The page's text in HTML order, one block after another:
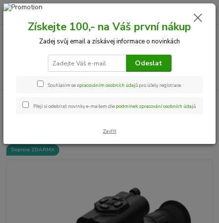
+420 534 534 863
0,00 Kč
Senopex S5 LRF
Doprava ZDARMA
Získejte 100,- na Váš první nákup
Zadej svůj email a získávej informace o novinkách
Odeslat
Souhlasím se zpracováním osobních údajů pro účely registrace.
Přeji si odebírat novinky e-mailem dle podmínek zpracování osobních údajů.
Zavřít